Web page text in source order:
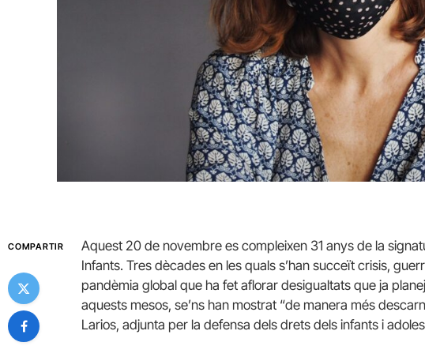
COMPARTIR
Aquest 20 de novembre es compleixen 31 anys de la
Infants. Tres dècades en les quals s’han succeït crisis,
pandèmia global que ha fet aflorar desigualtats que ja
aquests mesos, se’ns han mostrat “de manera més
Larios, adjunta per la defensa dels drets dels infants i